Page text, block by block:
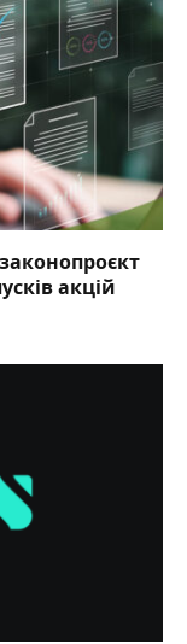
акцій